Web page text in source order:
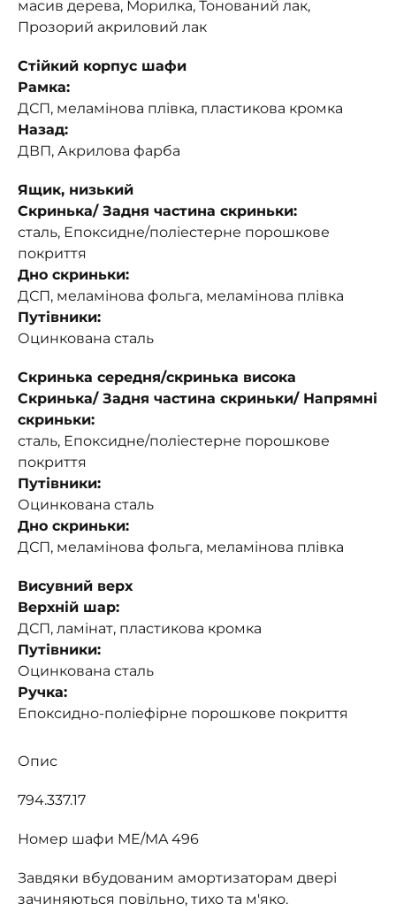
масив дерева, Морилка, Тонований лак,
Прозорий акриловий лак
Стійкий корпус шафи
Рамка:
ДСП, меламінова плівка, пластикова кромка
Назад:
ДВП, Акрилова фарба
Ящик, низький
Скринька/ Задня частина скриньки:
сталь, Епоксидне/поліестерне порошкове
покриття
Дно скриньки:
ДСП, меламінова фольга, меламінова плівка
Путівники:
Оцинкована сталь
Скринька середня/скринька висока
Скринька/ Задня частина скриньки/ Напрямні
скриньки:
сталь, Епоксидне/поліестерне порошкове
покриття
Путівники:
Оцинкована сталь
Дно скриньки:
ДСП, меламінова фольга, меламінова плівка
Висувний верх
Верхній шар:
ДСП, ламінат, пластикова кромка
Путівники:
Оцинкована сталь
Ручка:
Епоксидно-поліефірне порошкове покриття
Опис
794.337.17
Номер шафи ME/MA 496
Завдяки вбудованим амортизаторам двері
зачиняються повільно, тихо та м'яко.